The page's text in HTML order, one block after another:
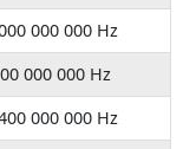
000 000 Hz
000 000 Hz
000 000 Hz